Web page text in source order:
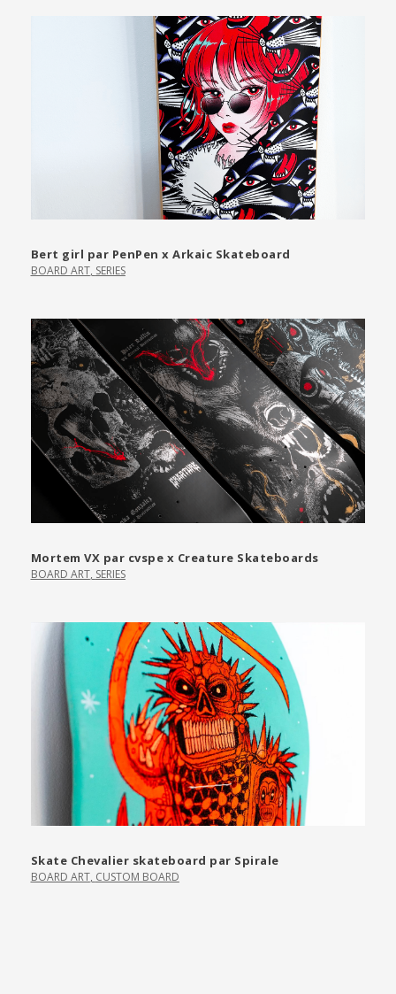
Bert girl par PenPen x Arkaic Skateboard
BOARD ART, SERIES
Mortem VX par cvspe x Creature Skateboards
BOARD ART, SERIES
Skate Chevalier skateboard par Spirale
BOARD ART, CUSTOM BOARD